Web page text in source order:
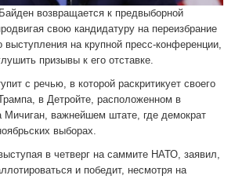
возвращается к предвыборной
свою кандидатуру на переизбрание
выступления на крупной пресс-конференции,
призывы к его отставке.
с речью, в которой раскритикует своего
в Детройте, расположенном в
важнейшем штате, где демократ
выборах.
в четверг на саммите НАТО, заявил,
и победит, несмотря на